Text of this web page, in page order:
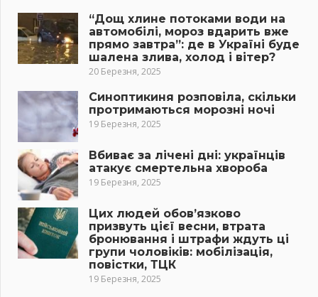
“Дощ хлине потоками води на
автомобілі, мороз вдарить вже
прямо завтра”: де в Україні буде
шалена злива, холод і вітер?
20 Березня, 2025
Синоптикиня розповіла, скільки
протримаються морозні ночі
19 Березня, 2025
Вбиває за лічені дні: українців
атакує смертельна хвороба
19 Березня, 2025
Цих людей обов’язково
призвуть цієї весни, втрата
бронювання і штрафи ждуть ці
групи чоловіків: мобілізація,
повістки, ТЦК
19 Березня, 2025